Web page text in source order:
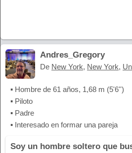
Andres_Gregory
De New York, New York,
▪ Hombre de 61 años, 1,68 m (5'6'')
▪ Piloto
▪ Padre
▪ Interesado en formar una pareja
Soy un hombre soltero que